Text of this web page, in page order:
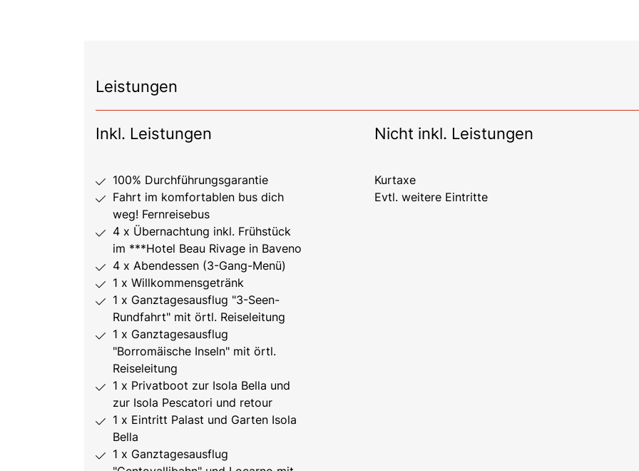
Leistungen
Inkl. Leistungen
100% Durchführungsgarantie
Fahrt im komfortablen bus dich
weg! Fernreisebus
4 x Übernachtung inkl. Frühstück
im ***Hotel Beau Rivage in Baveno
4 x Abendessen (3-Gang-Menü)
1 x Willkommensgetränk
1 x Ganztagesausflug "3-Seen-
Rundfahrt" mit örtl. Reiseleitung
1 x Ganztagesausflug
"Borromäische Inseln" mit örtl.
Reiseleitung
1 x Privatboot zur Isola Bella und
zur Isola Pescatori und retour
1 x Eintritt Palast und Garten Isola
Bella
1 x Ganztagesausflug
Nicht inkl. Leistungen
Kurtaxe
Evtl. weitere Eintritte